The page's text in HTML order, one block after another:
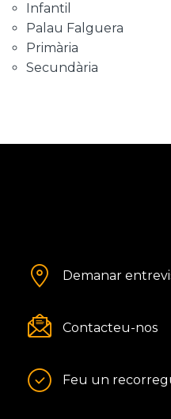
Infantil
Palau Falguera
Primària
Secundària
Demanar
Contacteu-nos
Feu un